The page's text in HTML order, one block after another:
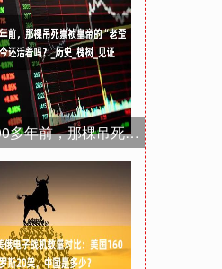
优益配资 300多年前，那棵吊死崇祯皇帝的“老歪脖子树”，如今还活着吗？_历史_槐树_见证